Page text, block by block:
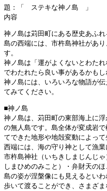
題：「 ステキな神ノ島 」
内容
神ノ島は苅田町にある歴史あふれ
島の西端には、市杵島神社があ
す。
神ノ島は「運がよくないとわた
でわたれたら良い事があるかもし
神ノ島には、いろいろな物語が
てみてください。
■神ノ島
神ノ島は、苅田町の東部海上に
の無人島です。島全体が変成岩
てできた地形や地殻変動によっ
西端には、海の守り神として漁
市杵島神社（いちきしまじんじ
しまひめのみこと）・弁財天の
島の姿が涅槃像にも見えるとい
歩いて渡ることができ、さまざま